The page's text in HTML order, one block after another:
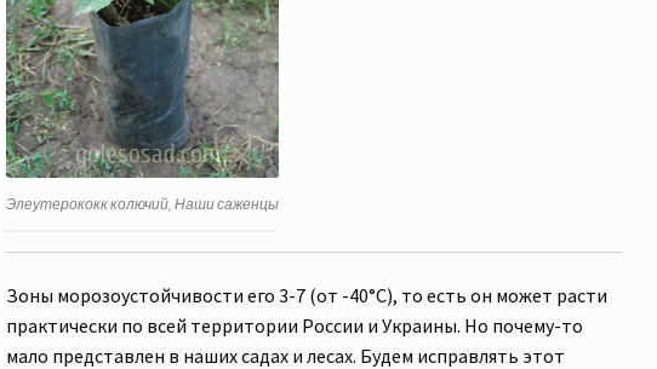
Элеутерококк колючий, Наши саженцы
Зоны морозоустойчивости его 3-7 (от -40°C), то есть он может расти
практически по всей территории России и Украины. Но почему-то
мало представлен в наших садах и лесах. Будем исправлять этот